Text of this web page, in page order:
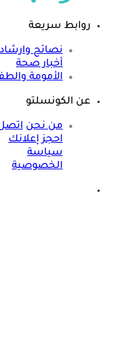
روابط سريعة
نصائح
أخبار صحة
الأمومة
عن الكونسلتو
من نحن
احجز إعلانك
سياسة
الخصوصية